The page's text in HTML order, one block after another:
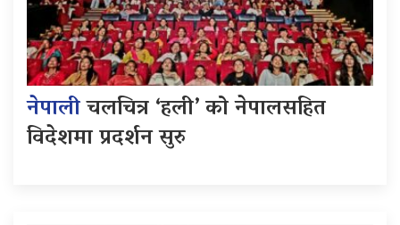
नेपालीचलचित्र ‘हली’ को नेपालसहित
विदेशमा प्रदर्शन सुरु